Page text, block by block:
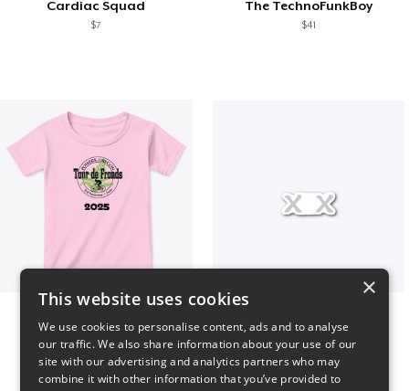
Cardiac Squad
$7
The TechnoFunkBoy
$41
$22 $7
×
This website uses cookies
We use cookies to personalise content, ads and to analyse
our traffic. We also share information about your use of our
site with our advertising and analytics partners who may
combine it with other information that you’ve provided to